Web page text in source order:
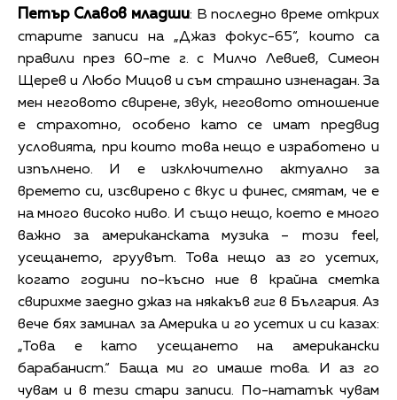
Петър Славов младши: В последно време открих
старите записи на „Джаз фокус-65“, които са
правили през 60-те г. с Милчо Левиев, Симеон
Щерев и Любо Мицов и съм страшно изненадан. За
мен неговото свирене, звук, неговото отношение
е страхотно, особено като се имат предвид
условията, при които това нещо е изработено и
изпълнено. И е изключително актуално за
времето си, изсвирено с вкус и финес, смятам, че е
на много високо ниво. И също нещо, което е много
важно за американската музика – този feel,
усещането, груувът. Това нещо аз го усетих,
когато години по-късно ние в крайна сметка
свирихме заедно джаз на някакъв гиг в България. Аз
вече бях заминал за Америка и го усетих и си казах:
„Това е като усещането на американски
барабанист.“ Баща ми го имаше това. И аз го
чувам и в тези стари записи. По-нататък чувам